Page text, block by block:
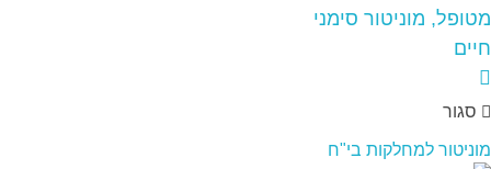
סגור
מוניטור למחלקות בי"ח